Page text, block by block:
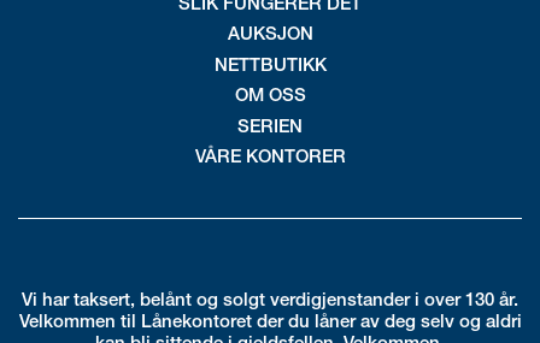
SLIK FUNGERER DET
AUKSJON
NETTBUTIKK
OM OSS
SERIEN
VÅRE KONTORER
Vi har taksert, belånt og solgt verdigjenstander i over 130 år.
Velkommen til Lånekontoret der du låner av deg selv og aldri